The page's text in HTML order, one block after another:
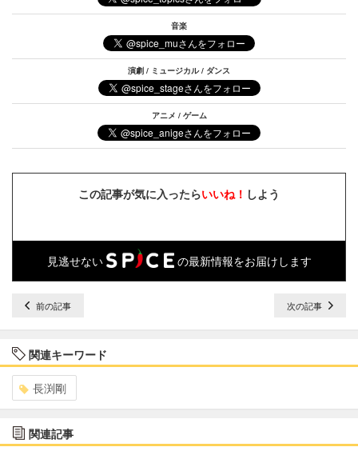
音楽
演劇 / ミュージカル / ダンス
アニメ / ゲーム
この記事が気に入ったらいいね！ しよう
見逃せない の最新情報をお届けします
前の記事 次の記事
関連キーワード
長渕剛
関連記事